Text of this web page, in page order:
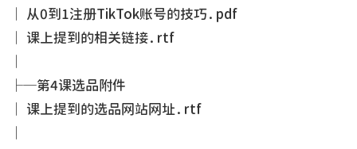
│ 从0到1注册TikTok账号的技巧.pdf
│ 课上提到的相关链接.rtf
├─第4课选品附件
│ 课上提到的选品网站网址.rtf